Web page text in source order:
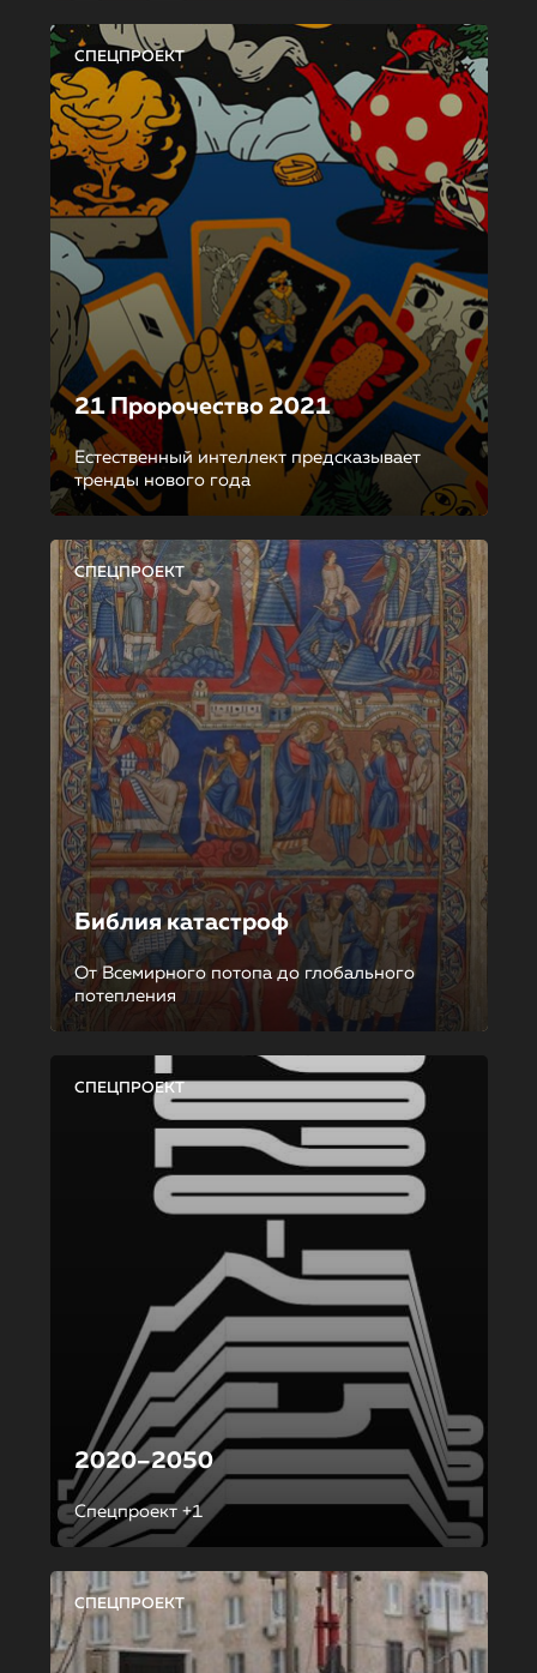
СПЕЦПРОЕКТ
21 Пророчество 2021
Естественный интеллект предсказывает
тренды нового года
СПЕЦПРОЕКТ
Библия катастроф
От Всемирного потопа до глобального
потепления
СПЕЦПРОЕКТ
2020–2050
Спецпроект +1
СПЕЦПРОЕКТ